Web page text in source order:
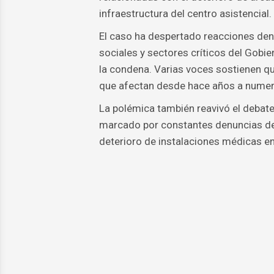
infraestructura del centro asistencial.
El caso ha despertado reacciones
sociales y sectores críticos del
la condena. Varias voces sostienen
que afectan desde hace años a
La polémica también reavivó el
marcado por constantes denuncias
deterioro de instalaciones médicas